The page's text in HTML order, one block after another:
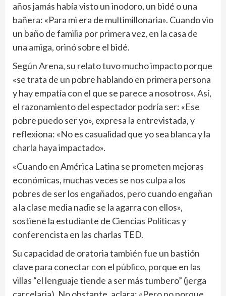
años jamás había visto un inodoro, un bidé o una
bañera: «Para mi era de multimillonaria». Cuando vio
un baño de familia por primera vez, en la casa de
una amiga, orinó sobre el bidé.
Según Arena, su relato tuvo mucho impacto porque
«se trata de un pobre hablando en primera persona
y hay empatía con el que se parece a nosotros». Así,
el razonamiento del espectador podría ser: «Ese
pobre puedo ser yo», expresa la entrevistada, y
reflexiona: «No es casualidad que yo sea blanca y la
charla haya impactado».
«Cuando en América Latina se prometen mejoras
económicas, muchas veces se nos culpa a los
pobres de ser los engañados, pero cuando engañan
a la clase media nadie se la agarra con ellos»,
sostiene la estudiante de Ciencias Políticas y
conferencista en las charlas TED.
Su capacidad de oratoria también fue un bastión
clave para conectar con el público, porque en las
villas “el lenguaje tiende a ser más tumbero” (jerga